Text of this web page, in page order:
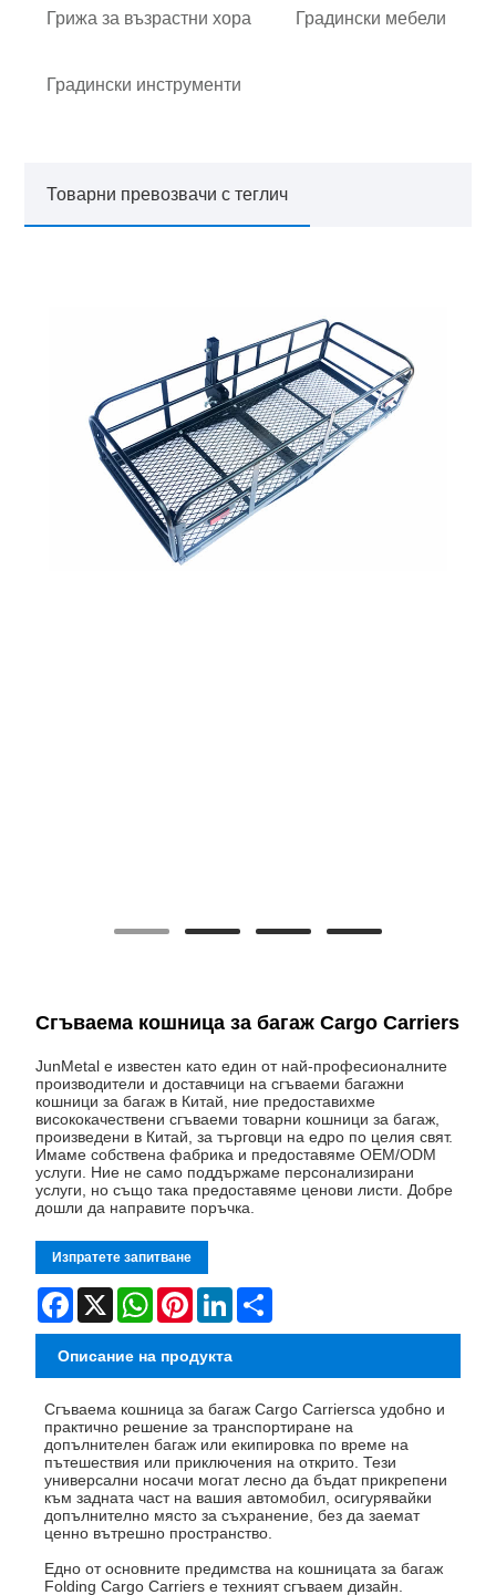
Грижа за възрастни хора Градински мебели
Градински инструменти
Товарни превозвачи с теглич
Сгъваема кошница за багаж Cargo Carriers
JunMetal е известен като един от най-професионалните
производители и доставчици на сгъваеми багажни
кошници за багаж в Китай, ние предоставихме
висококачествени сгъваеми товарни кошници за багаж,
произведени в Китай, за търговци на едро по целия свят.
Имаме собствена фабрика и предоставяме OEM/ODM
услуги. Ние не само поддържаме персонализирани
услуги, но също така предоставяме ценови листи. Добре
дошли да направите поръчка.
Изпратете запитване
Facebook
X WhatsAppPinterestLinkedIn
Описание на продукта
Сгъваема кошница за багаж Cargo Carriersса удобно и
практично решение за транспортиране на
допълнителен багаж или екипировка по време на
пътешествия или приключения на открито. Тези
универсални носачи могат лесно да бъдат прикрепени
към задната част на вашия автомобил, осигурявайки
допълнително място за съхранение, без да заемат
ценно вътрешно пространство.
Едно от основните предимства на кошницата за багаж
Folding Cargo Carriers е техният сгъваем дизайн.